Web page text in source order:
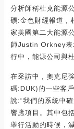
分析師稱杜克能源
礦:金色財經報道，
家美國第二大能源
師Justin Orkney表
行中，能源公司與
在采訪中，奧克尼
碼:DUK)的一些客
說:“我們的系統中
響應項目。其中包
舉行活動的時候，